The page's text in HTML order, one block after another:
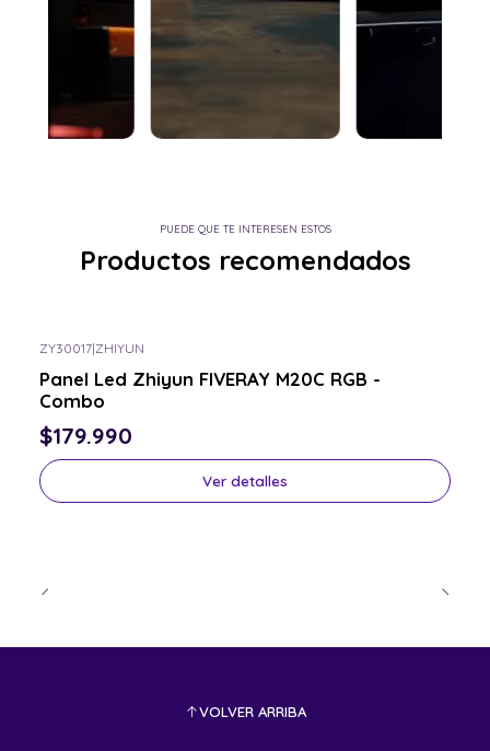
PUEDE QUE TE INTERESEN ESTOS
Productos recomendados
ZY30017|ZHIYUN
Panel Led Zhiyun FIVERAY M20C RGB -
Combo
$179.990
Ver detalles
VOLVER ARRIBA